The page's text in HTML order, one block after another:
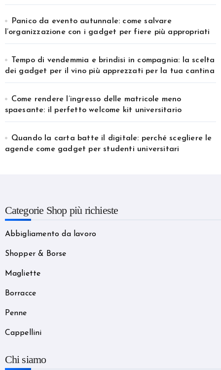
Panico da evento autunnale: come salvare
l’organizzazione con i gadget per fiere più appropriati
Tempo di vendemmia e brindisi in compagnia: la scelta
dei gadget per il vino più apprezzati per la tua cantina
Come rendere l’ingresso delle matricole meno
spaesante: il perfetto welcome kit universitario
Quando la carta batte il digitale: perché scegliere le
agende come gadget per studenti universitari
Categorie Shop più richieste
Abbigliamento da lavoro
Shopper & Borse
Magliette
Borracce
Penne
Cappellini
Chi siamo